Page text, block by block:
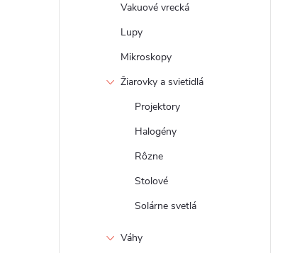
Vakuové vrecká
Lupy
Mikroskopy
Žiarovky a svietidlá
Projektory
Halogény
Rôzne
Stolové
Solárne svetlá
Váhy